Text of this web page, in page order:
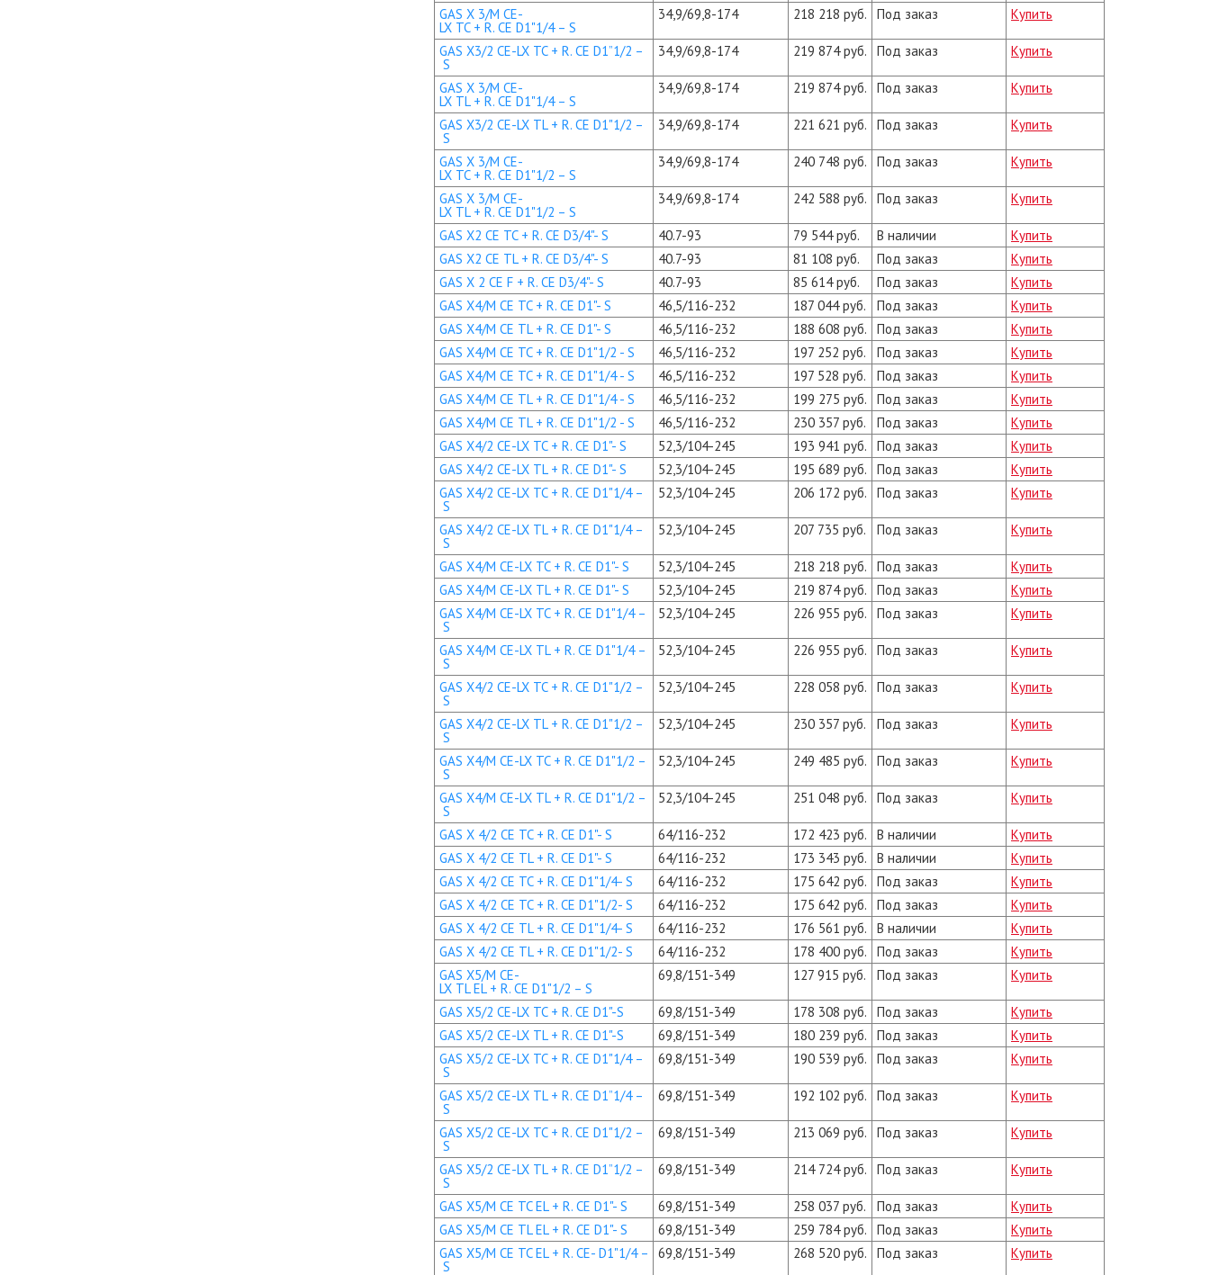
GAS X 3/M CE-
LX TC + R. CE D1"1/4 – S
34,9/69,8-174 218 218 руб. Под заказ Купить
GAS X3/2 CE-LX TC + R. CE D1”1/2 –
S
34,9/69,8-174 219 874 руб. Под заказ Купить
GAS X 3/M CE-
LX TL + R. CE D1"1/4 – S
34,9/69,8-174 219 874 руб. Под заказ Купить
GAS X3/2 CE-LX TL + R. CE D1"1/2 –
S
34,9/69,8-174 221 621 руб. Под заказ Купить
GAS X 3/M CE-
LX TC + R. CE D1"1/2 – S
34,9/69,8-174 240 748 руб. Под заказ Купить
GAS X 3/M CE-
LX TL + R. CE D1"1/2 – S
34,9/69,8-174 242 588 руб. Под заказ Купить
GAS X2 CE TC + R. CE D3/4"- S 40.7-93 79 544 руб. В наличии
Купить
GAS X2 CE TL + R. CE D3/4"- S
40.7-93 81 108 руб. Под заказ
Купить
GAS X 2 CE F + R. CE D3/4"- S
40.7-93 85 614 руб. Под заказ
Купить
GAS X4/M CE TC + R. CE D1"- S
46,5/116-232 187 044 руб. Под заказ
Купить
GAS X4/M CE TL + R. CE D1"- S
46,5/116-232 188 608 руб. Под заказ
Купить
GAS X4/M CE TC + R. CE D1"1/2 - S
46,5/116-232 197 252 руб. Под заказ
Купить
GAS X4/M CE TC + R. CE D1"1/4 - S
46,5/116-232 197 528 руб. Под заказ
Купить
GAS X4/M CE TL + R. CE D1"1/4 - S
46,5/116-232 199 275 руб. Под заказ
Купить
GAS X4/M CE TL + R. CE D1"1/2 - S
46,5/116-232 230 357 руб. Под заказ
Купить
GAS X4/2 CE-LX TC + R. CE D1"- S
52,3/104-245 193 941 руб. Под заказ
Купить
GAS X4/2 CE-LX TL + R. CE D1"- S
52,3/104-245 195 689 руб. Под заказ
Купить
GAS X4/2 CE-LX TC + R. CE D1"1/4 –
S
52,3/104-245 206 172 руб. Под заказ Купить
GAS X4/2 CE-LX TL + R. CE D1"1/4 –
S
52,3/104-245 207 735 руб. Под заказ Купить
GAS X4/M CE-LX TC + R. CE D1"- S 52,3/104-245 218 218 руб. Под заказ
Купить
GAS X4/M CE-LX TL + R. CE D1"- S
52,3/104-245 219 874 руб. Под заказ
Купить
GAS X4/M CE-LX TC + R. CE D1"1/4 –
S
52,3/104-245 226 955 руб. Под заказ Купить
GAS X4/M CE-LX TL + R. CE D1"1/4 –
S
52,3/104-245 226 955 руб. Под заказ Купить
GAS X4/2 CE-LX TC + R. CE D1"1/2 –
S
52,3/104-245 228 058 руб. Под заказ Купить
GAS X4/2 CE-LX TL + R. CE D1"1/2 –
S
52,3/104-245 230 357 руб. Под заказ Купить
GAS X4/M CE-LX TC + R. CE D1"1/2 –
S
52,3/104-245 249 485 руб. Под заказ Купить
GAS X4/M CE-LX TL + R. CE D1"1/2 –
S
52,3/104-245 251 048 руб. Под заказ Купить
GAS X 4/2 CE TC + R. CE D1"- S 64/116-232 172 423 руб. В наличии
Купить
GAS X 4/2 CE TL + R. CE D1"- S
64/116-232 173 343 руб. В наличии
Купить
GAS X 4/2 CE TC + R. CE D1"1/4- S
64/116-232 175 642 руб. Под заказ
Купить
GAS X 4/2 CE TC + R. CE D1"1/2- S
64/116-232 175 642 руб. Под заказ
Купить
GAS X 4/2 CE TL + R. CE D1"1/4- S
64/116-232 176 561 руб. В наличии
Купить
GAS X 4/2 CE TL + R. CE D1"1/2- S
64/116-232 178 400 руб. Под заказ
Купить
GAS X5/M CE-
LX TL EL + R. CE D1"1/2 – S
69,8/151-349 127 915 руб. Под заказ Купить
GAS X5/2 CE-LX TC + R. CE D1"-S 69,8/151-349 178 308 руб. Под заказ
Купить
GAS X5/2 CE-LX TL + R. CE D1"-S
69,8/151-349 180 239 руб. Под заказ
Купить
GAS X5/2 CE-LX TC + R. CE D1"1/4 –
S
69,8/151-349 190 539 руб. Под заказ Купить
GAS X5/2 CE-LX TL + R. CE D1”1/4 –
S
69,8/151-349 192 102 руб. Под заказ Купить
GAS X5/2 CE-LX TC + R. CE D1"1/2 –
S
69,8/151-349 213 069 руб. Под заказ Купить
GAS X5/2 CE-LX TL + R. CE D1”1/2 –
S
69,8/151-349 214 724 руб. Под заказ Купить
GAS X5/M CE TC EL + R. CE D1"- S 69,8/151-349 258 037 руб. Под заказ
Купить
GAS X5/M CE TL EL + R. CE D1"- S
69,8/151-349 259 784 руб. Под заказ
Купить
GAS X5/M CE TC EL + R. CE- D1"1/4 –
S
69,8/151-349 268 520 руб. Под заказ Купить